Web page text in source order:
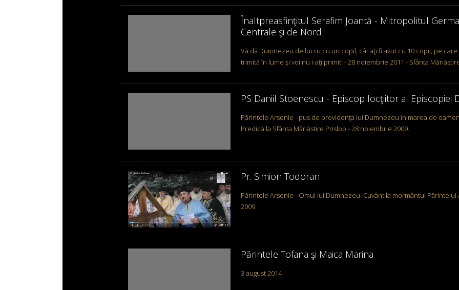
Înaltpreasfinţitul Serafim Joantă - Mitropolitul
Centrale şi de Nord
Vă dă Dumnezeu de lucru cu un copil, cât aţi fi avut cu 10 copii, pe
trimită în lume şi voi nu i-aţi primit! - 28 noiembrie 2011 - Sfânta
PS Daniil Stoenescu - Episcop locţiitor al Episcopiei
Părintele Arsenie - pus de providenţa lui Dumnezeu în marea de
Predică la Sfânta Mănăstire Prislop - 28 noiembrie 2009.
Pr. Simion Todoran
Părintele Arsenie - Omul lui Dumnezeu. Cuvânt la mormântul
2009.
Părintele Tofana şi Maica Marina
3 august 2014